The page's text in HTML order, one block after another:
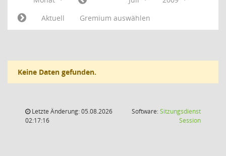
Aktuell
Gremium auswählen
Keine Daten gefunden.
Letzte Änderung: 05.08.2026
02:17:16
Software:Sitzungsdienst
Session(Wird in